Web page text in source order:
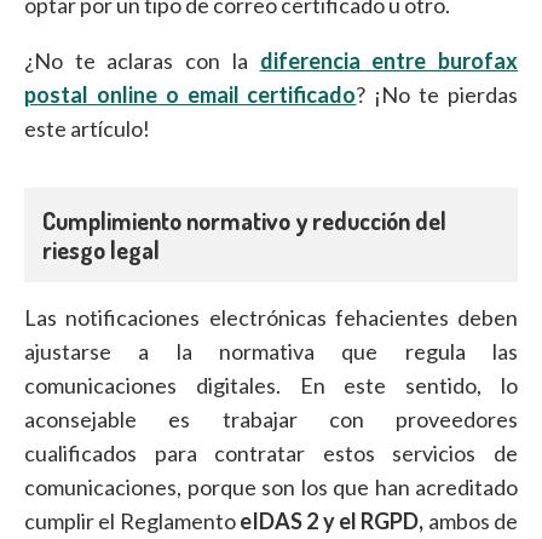
¿No te aclaras con la diferencia entre burofax
postal online o email certificado? ¡No te pierdas
este artículo!
Cumplimiento normativo y reducción del
riesgo legal
Las notificaciones electrónicas fehacientes deben
ajustarse a la normativa que regula las
comunicaciones digitales. En este sentido, lo
aconsejable es trabajar con proveedores
cualificados para contratar estos servicios de
comunicaciones, porque son los que han acreditado
cumplir el ReglamentoeIDAS 2 y el RGPD, ambos de